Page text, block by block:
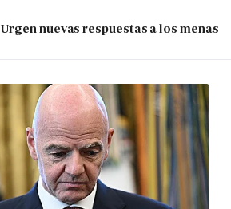
Urgen nuevas respuestas a los menas